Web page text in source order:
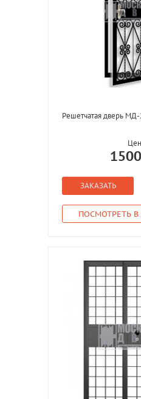
Решетчатая дверь
ЗАКАЗАТЬ
ПОСМОТРЕТЬ В